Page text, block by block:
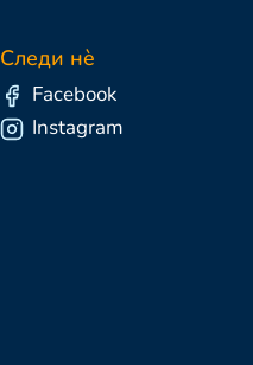
Следи нè
Facebook
Instagram